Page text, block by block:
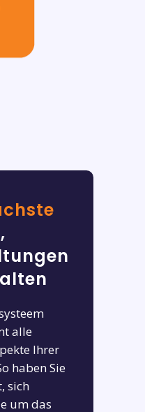
alle
Ihrer
haben Sie
sich
um das